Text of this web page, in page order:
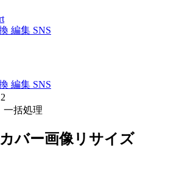
編集 SNS
編集 SNS
一括処理
バー画像リサイズ